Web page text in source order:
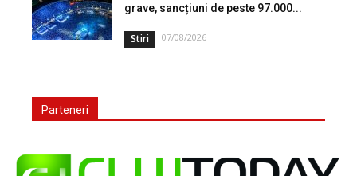
grave, sancțiuni de peste 97.000...
Stiri 07/08/2026
Parteneri